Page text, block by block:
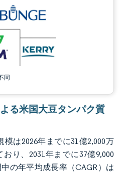
同
る米国大豆タンパク質
は2026年までに31億2,000万
り、2031年までに37億9,000
の年平均成長率（CAGR）は